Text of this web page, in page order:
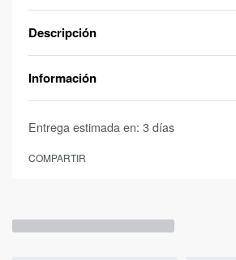
Descripción
Información
Entrega estimada en: 3 días
COMPARTIR